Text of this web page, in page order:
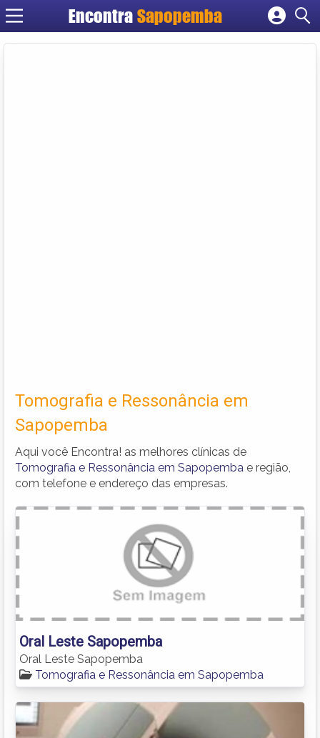
Encontra Sapopemba
Cadastrar empresa
Tomografia e Ressonância em
Sapopemba
Aqui você Encontra! as melhores clínicas de
Tomografia e Ressonância em Sapopemba e região,
com telefone e endereço das empresas.
Oral Leste Sapopemba
Oral Leste Sapopemba
Tomografia e Ressonância em Sapopemba